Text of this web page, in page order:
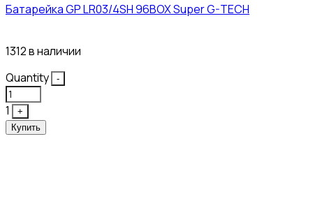
Батарейка GP LR03/4SH 96BOX Super G-TECH
1312 в наличии
Quantity
-
1
+
Купить